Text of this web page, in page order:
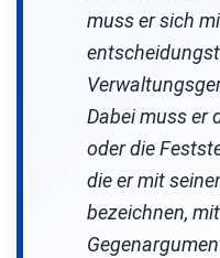
muss er sich
Dabei muss er
oder die
die er mit
bezeichnen,